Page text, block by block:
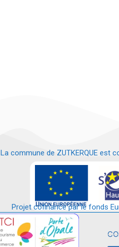
La commune de ZUTKERQUE est
et
Projet cofinancé par le fonds